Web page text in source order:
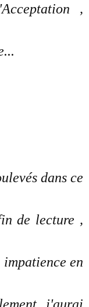
,
dans ce
de lecture ,
en